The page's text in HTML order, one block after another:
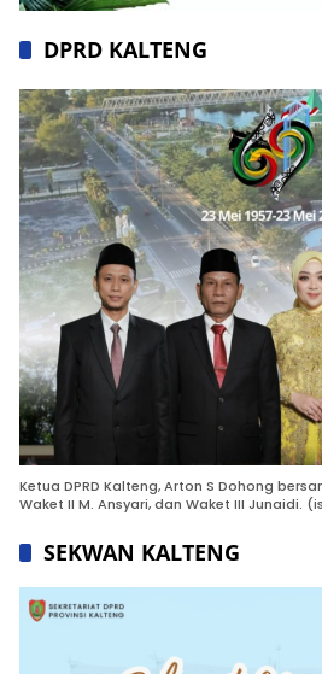
DPRD KALTENG
Ketua DPRD Kalteng, Arton S Dohong
Waket II M. Ansyari, dan Waket III Junaidi.
SEKWAN KALTENG